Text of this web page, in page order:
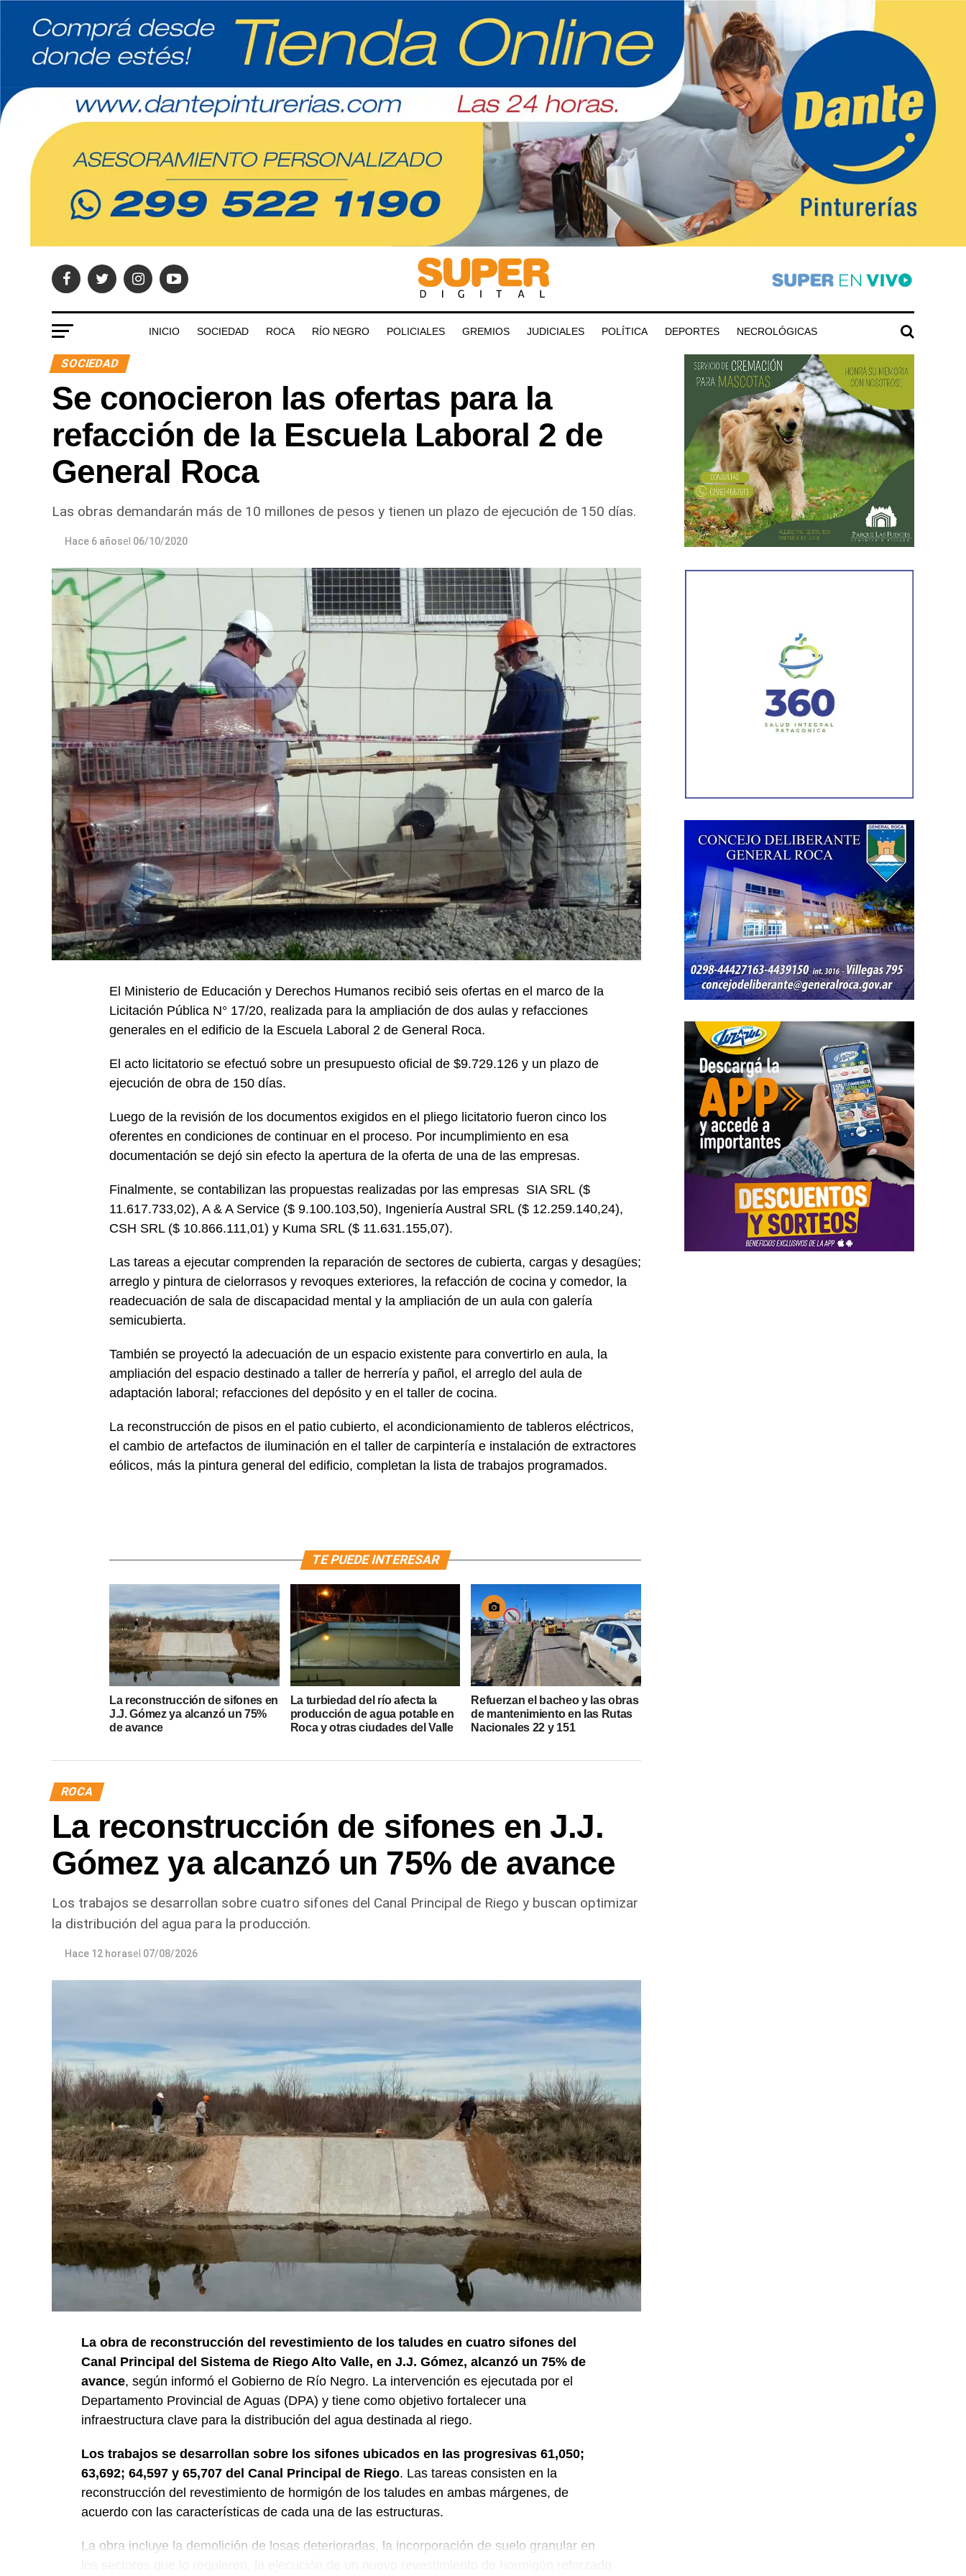
INICIO SOCIEDAD ROCA RÍO NEGRO POLICIALES GREMIOS JUDICIALES POLÍTICA DEPORTES NECROLÓGICAS
SOCIEDAD
Se conocieron las ofertas para la
refacción de la Escuela Laboral 2 de
General Roca
Las obras demandarán más de 10 millones de pesos y tienen un plazo de ejecución de 150 días.
Hace 6 añosel 06/10/2020
El Ministerio de Educación y Derechos Humanos recibió seis ofertas en el marco de la
Licitación Pública N° 17/20, realizada para la ampliación de dos aulas y refacciones
generales en el edificio de la Escuela Laboral 2 de General Roca.
El acto licitatorio se efectuó sobre un presupuesto oficial de $9.729.126 y un plazo de
ejecución de obra de 150 días.
Luego de la revisión de los documentos exigidos en el pliego licitatorio fueron cinco los
oferentes en condiciones de continuar en el proceso. Por incumplimiento en esa
documentación se dejó sin efecto la apertura de la oferta de una de las empresas.
Finalmente, se contabilizan las propuestas realizadas por las empresas SIA SRL ($
11.617.733,02), A & A Service ($ 9.100.103,50), Ingeniería Austral SRL ($ 12.259.140,24),
CSH SRL ($ 10.866.111,01) y Kuma SRL ($ 11.631.155,07).
Las tareas a ejecutar comprenden la reparación de sectores de cubierta, cargas y desagües;
arreglo y pintura de cielorrasos y revoques exteriores, la refacción de cocina y comedor, la
readecuación de sala de discapacidad mental y la ampliación de un aula con galería
semicubierta.
También se proyectó la adecuación de un espacio existente para convertirlo en aula, la
ampliación del espacio destinado a taller de herrería y pañol, el arreglo del aula de
adaptación laboral; refacciones del depósito y en el taller de cocina.
La reconstrucción de pisos en el patio cubierto, el acondicionamiento de tableros eléctricos,
el cambio de artefactos de iluminación en el taller de carpintería e instalación de extractores
eólicos, más la pintura general del edificio, completan la lista de trabajos programados.
TE PUEDE INTERESAR
La reconstrucción de sifones en
J.J. Gómez ya alcanzó un 75%
de avance
La turbiedad del río afecta la
producción de agua potable en
Roca y otras ciudades del Valle
Refuerzan el bacheo y las obras
de mantenimiento en las Rutas
Nacionales 22 y 151
ROCA
La reconstrucción de sifones en J.J.
Gómez ya alcanzó un 75% de avance
Los trabajos se desarrollan sobre cuatro sifones del Canal Principal de Riego y buscan optimizar
la distribución del agua para la producción.
Hace 12 horasel 07/08/2026
La obra de reconstrucción del revestimiento de los taludes en cuatro sifones del
Canal Principal del Sistema de Riego Alto Valle, en J.J. Gómez, alcanzó un 75% de
avance, según informó el Gobierno de Río Negro. La intervención es ejecutada por el
Departamento Provincial de Aguas (DPA) y tiene como objetivo fortalecer una
infraestructura clave para la distribución del agua destinada al riego.
Los trabajos se desarrollan sobre los sifones ubicados en las progresivas 61,050;
63,692; 64,597 y 65,707 del Canal Principal de Riego. Las tareas consisten en la
reconstrucción del revestimiento de hormigón de los taludes en ambas márgenes, de
acuerdo con las características de cada una de las estructuras.
La obra incluye la demolición de losas deterioradas, la incorporación de suelo granular en